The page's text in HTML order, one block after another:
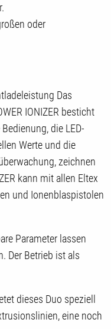
oder
Das
IONIZER besticht
die LED-
Werte und die
zeichnen
kann mit allen Eltex
und Ionenblaspistolen
Parameter lassen
Der Betrieb ist als
dieses Duo speziell
eine noch